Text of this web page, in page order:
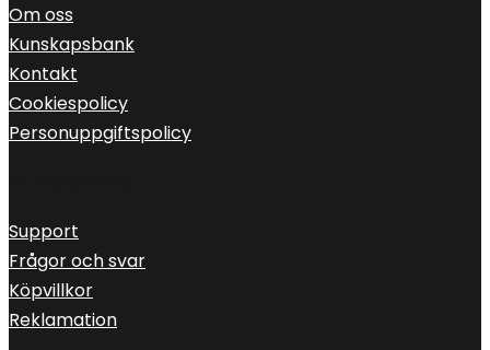
Om oss
Kunskapsbank
Kontakt
Cookiespolicy
Personuppgiftspolicy
Support
Frågor och svar
Köpvillkor
Reklamation